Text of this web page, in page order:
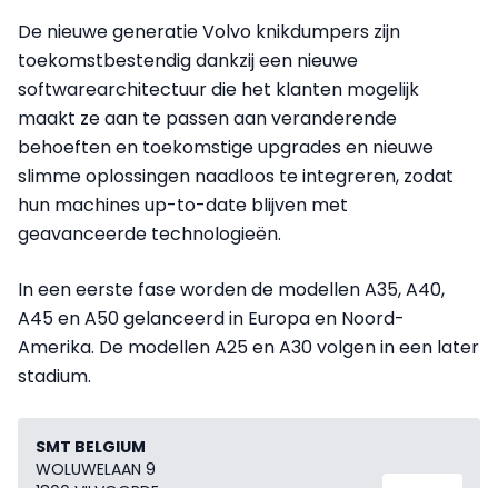
De nieuwe generatie Volvo knikdumpers zijn
toekomstbestendig dankzij een nieuwe
softwarearchitectuur die het klanten mogelijk
maakt ze aan te passen aan veranderende
behoeften en toekomstige upgrades en nieuwe
slimme oplossingen naadloos te integreren, zodat
hun machines up-to-date blijven met
geavanceerde technologieën.
In een eerste fase worden de modellen A35, A40,
A45 en A50 gelanceerd in Europa en Noord-
Amerika. De modellen A25 en A30 volgen in een later
stadium.
SMT BELGIUM
WOLUWELAAN 9